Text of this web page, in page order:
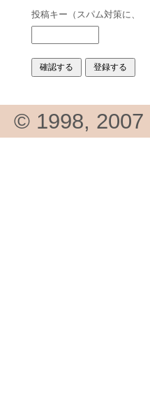
投稿キー（スパム対策に、
© 1998,